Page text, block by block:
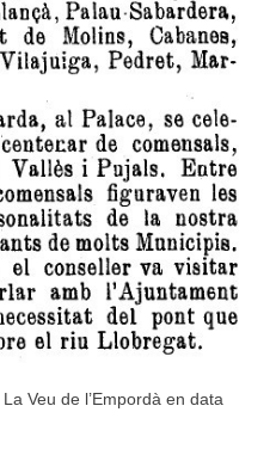
Veu de l’Empordà en data